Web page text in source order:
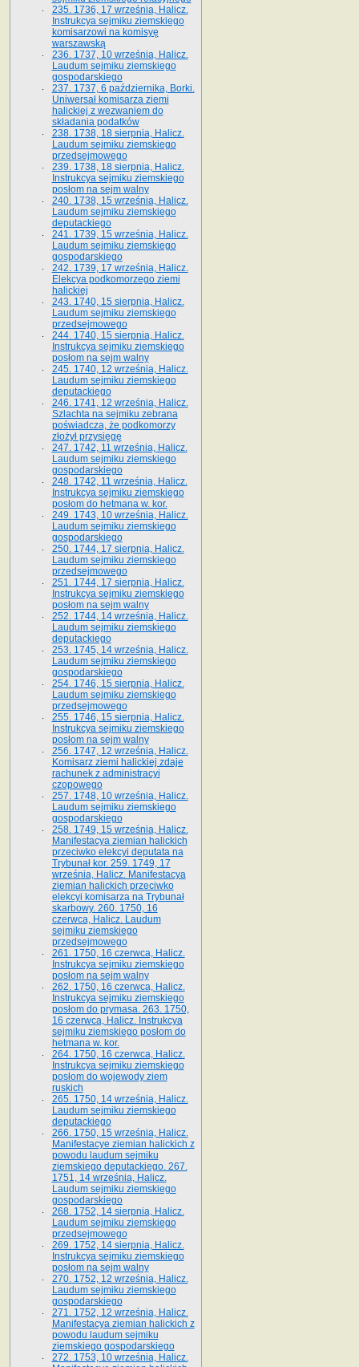
235. 1736, 17 września, Halicz.
Instrukcya sejmiku ziemskiego
komisarzowi na komisyę
warszawską
236. 1737, 10 września, Halicz.
Laudum sejmiku ziemskiego
gospodarskiego
237. 1737, 6 października, Borki.
Uniwersał komisarza ziemi
halickiej z wezwaniem do
składania podatków
238. 1738, 18 sierpnia, Halicz.
Laudum sejmiku ziemskiego
przedsejmowego
239. 1738, 18 sierpnia, Halicz.
Instrukcya sejmiku ziemskiego
posłom na sejm walny
240. 1738, 15 września, Halicz.
Laudum sejmiku ziemskiego
deputackiego
241. 1739, 15 września, Halicz.
Laudum sejmiku ziemskiego
gospodarskiego
242. 1739, 17 września, Halicz.
Elekcya podkomorzego ziemi
halickiej
243. 1740, 15 sierpnia, Halicz.
Laudum sejmiku ziemskiego
przedsejmowego
244. 1740, 15 sierpnia, Halicz.
Instrukcya sejmiku ziemskiego
posłom na sejm walny
245. 1740, 12 września, Halicz.
Laudum sejmiku ziemskiego
deputackiego
246. 1741, 12 września, Halicz.
Szlachta na sejmiku zebrana
poświadcza, że podkomorzy
złożył przysięgę
247. 1742, 11 września, Halicz.
Laudum sejmiku ziemskiego
gospodarskiego
248. 1742, 11 września, Halicz.
Instrukcya sejmiku ziemskiego
posłom do hetmana w. kor.
249. 1743, 10 września, Halicz.
Laudum sejmiku ziemskiego
gospodarskiego
250. 1744, 17 sierpnia, Halicz.
Laudum sejmiku ziemskiego
przedsejmowego
251. 1744, 17 sierpnia, Halicz.
Instrukcya sejmiku ziemskiego
posłom na sejm walny
252. 1744, 14 września, Halicz.
Laudum sejmiku ziemskiego
deputackiego
253. 1745, 14 września, Halicz.
Laudum sejmiku ziemskiego
gospodarskiego
254. 1746, 15 sierpnia, Halicz.
Laudum sejmiku ziemskiego
przedsejmowego
255. 1746, 15 sierpnia, Halicz.
Instrukcya sejmiku ziemskiego
posłom na sejm walny
256. 1747, 12 września, Halicz.
Komisarz ziemi halickiej zdaje
rachunek z administracyi
czopowego
257. 1748, 10 września, Halicz.
Laudum sejmiku ziemskiego
gospodarskiego
258. 1749, 15 września, Halicz.
Manifestacya ziemian halickich
przeciwko elekcyi deputata na
Trybunał kor. 259. 1749, 17
września, Halicz. Manifestacya
ziemian halickich przeciwko
elekcyi komisarza na Trybunał
skarbowy. 260. 1750, 16
czerwca, Halicz. Laudum
sejmiku ziemskiego
przedsejmowego
261. 1750, 16 czerwca, Halicz.
Instrukcya sejmiku ziemskiego
posłom na sejm walny
262. 1750, 16 czerwca, Halicz.
Instrukcya sejmiku ziemskiego
posłom do prymasa. 263. 1750,
16 czerwca, Halicz. Instrukcya
sejmiku ziemskiego posłom do
hetmana w. kor.
264. 1750, 16 czerwca, Halicz.
Instrukcya sejmiku ziemskiego
posłom do wojewody ziem
ruskich
265. 1750, 14 września, Halicz.
Laudum sejmiku ziemskiego
deputackiego
266. 1750, 15 września, Halicz.
Manifestacye ziemian halickich z
powodu laudum sejmiku
ziemskiego deputackiego. 267.
1751, 14 września, Halicz.
Laudum sejmiku ziemskiego
gospodarskiego
268. 1752, 14 sierpnia, Halicz.
Laudum sejmiku ziemskiego
przedsejmowego
269. 1752, 14 sierpnia, Halicz.
Instrukcya sejmiku ziemskiego
posłom na sejm walny
270. 1752, 12 września, Halicz.
Laudum sejmiku ziemskiego
gospodarskiego
271. 1752, 12 września, Halicz.
Manifestacya ziemian halickich z
powodu laudum sejmiku
ziemskiego gospodarskiego
272. 1753, 10 września, Halicz.